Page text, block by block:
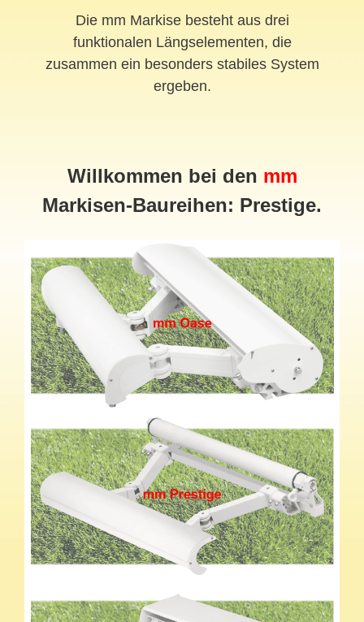
Die mm Markise besteht aus drei
funktionalen Längselementen, die
zusammen ein besonders stabiles System
ergeben.
Willkommen bei den mm
Markisen-Baureihen: Prestige.